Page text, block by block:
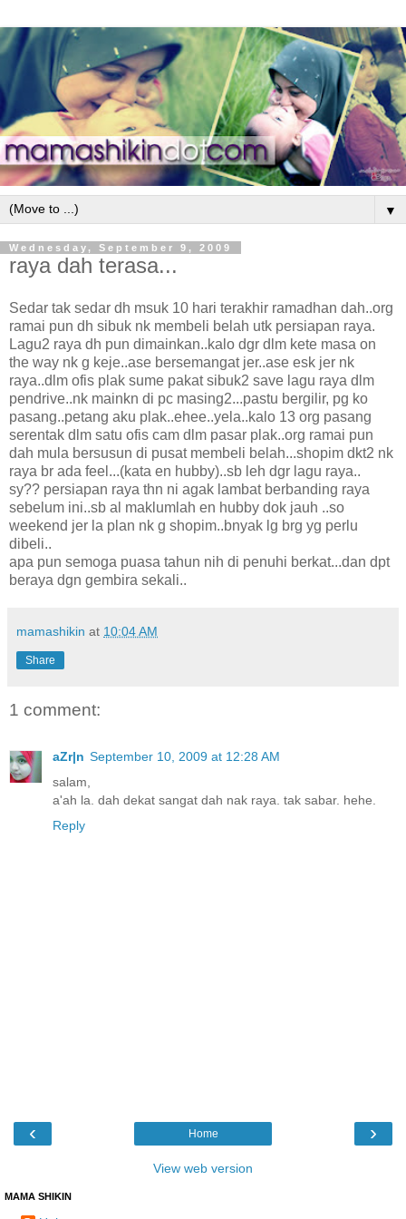
▼
Wednesday, September 9, 2009
raya dah terasa...
Sedar tak sedar dh msuk 10 hari terakhir ramadhan dah..org
ramai pun dh sibuk nk membeli belah utk persiapan raya.
Lagu2 raya dh pun dimainkan..kalo dgr dlm kete masa on
the way nk g keje..ase bersemangat jer..ase esk jer nk
raya..dlm ofis plak sume pakat sibuk2 save lagu raya dlm
pendrive..nk mainkn di pc masing2...pastu bergilir, pg ko
pasang..petang aku plak..ehee..yela..kalo 13 org pasang
serentak dlm satu ofis cam dlm pasar plak..org ramai pun
dah mula bersusun di pusat membeli belah...shopim dkt2 nk
raya br ada feel...(kata en hubby)..sb leh dgr lagu raya..
sy?? persiapan raya thn ni agak lambat berbanding raya
sebelum ini..sb al maklumlah en hubby dok jauh ..so
weekend jer la plan nk g shopim..bnyak lg brg yg perlu
dibeli..
apa pun semoga puasa tahun nih di penuhi berkat...dan dpt
beraya dgn gembira sekali..
mamashikin at 10:04 AM
Share
1 comment:
aZr|n September 10, 2009 at 12:28 AM
salam,
a'ah la. dah dekat sangat dah nak raya. tak sabar. hehe.
Reply
‹ ›
Home
View web version
MAMA SHIKIN